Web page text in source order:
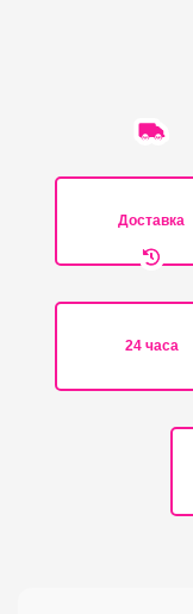
Доставка
24 часа